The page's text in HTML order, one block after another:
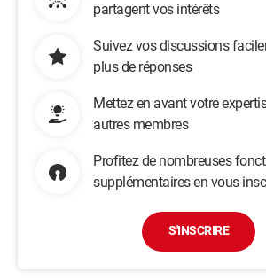
partagent vos intérêts
Suivez vos discussions
plus de réponses
Mettez en avant votre
autres membres
Profitez de nombreuses
supplémentaires en vous
S'INSCRIRE